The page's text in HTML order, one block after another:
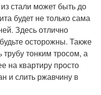
стали может быть до
будет не только сама
Здесь отлично
осторожны. Также
тонким тросом, а
на квартиру просто
и слить ржавчину в